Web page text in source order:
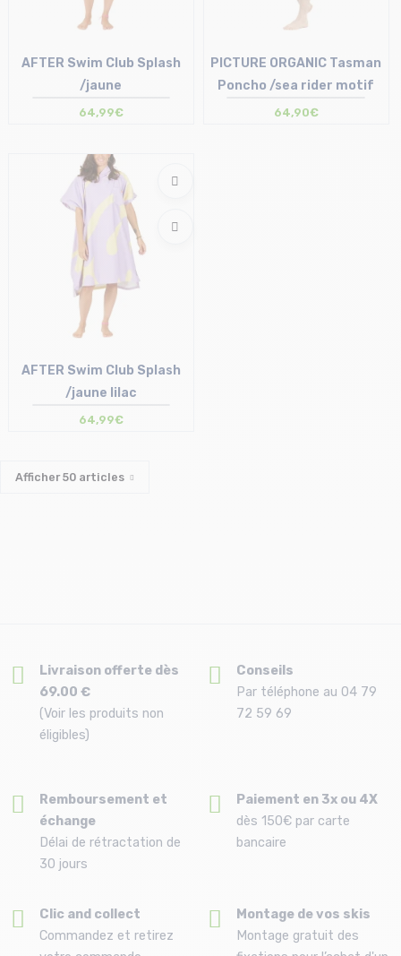
T.U
AFTER Swim Club Splash
/jaune
64,99€
PICTURE ORGANIC Tasman
Poncho /sea rider motif
64,90€
T.U
AFTER Swim Club Splash
/jaune lilac
64,99€
Afficher50 articles
Livraison offerte dès
69.00 €
(Voir les produits non
éligibles)
Conseils
Par téléphone au 04 79
72 59 69
Remboursement et
échange
Délai de rétractation de
30 jours
Paiement en 3x ou 4X
dès 150€ par carte
bancaire
Clic and collect
Commandez et retirez
Montage de vos skis
Montage gratuit des